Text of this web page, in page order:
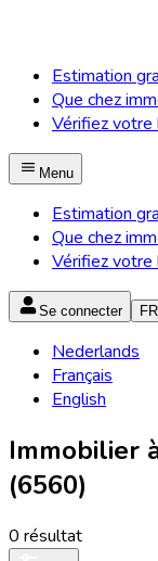
Estimation
Que chez
Vérifiez
Menu
Estimation
Que chez
Vérifiez
Se connecter FR
Nederlands
Français
English
Immobilier
(6560)
0 résultat